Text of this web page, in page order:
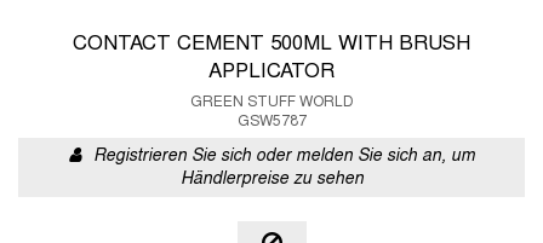
CONTACT CEMENT 500ML WITH BRUSH
APPLICATOR
GREEN STUFF WORLD
GSW5787
Registrieren Sie sich oder melden Sie sich an, um
Händlerpreise zu sehen